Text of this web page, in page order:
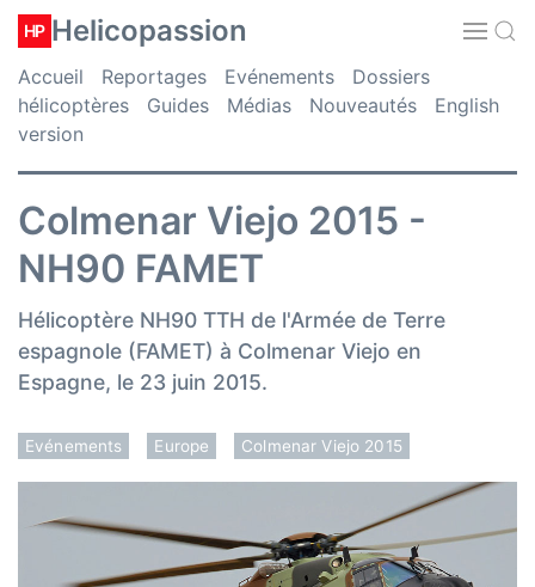
HP Helicopassion
Accueil Reportages Evénements
Dossiers
hélicoptères
Guides Médias Nouveautés
English
version
Colmenar Viejo 2015 -
NH90 FAMET
Hélicoptère NH90 TTH de l'Armée de Terre
espagnole (FAMET) à Colmenar Viejo en
Espagne, le 23 juin 2015.
Evénements Europe Colmenar Viejo 2015